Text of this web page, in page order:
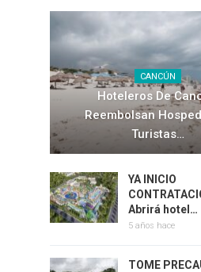
CANCÚN
Hoteleros De
Reembolsan
Turistas…
YA INICIO
Abrirá hotel…
5 años hace
TOME